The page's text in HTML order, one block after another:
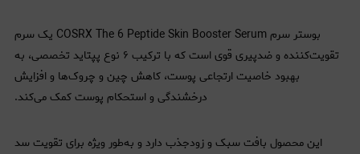
بوستر سرم COSRX The 6 Peptide Skin Booster Serum یک سرم
تقویت‌کننده و ضدپیری قوی است که با ترکیب ۶ نوع پپتاید تخصصی، به
بهبود خاصیت ارتجاعی پوست، کاهش چین و چروک‌ها و افزایش
درخشندگی و استحکام پوست کمک می‌کند.
این محصول بافت سبک و زودجذب دارد و به‌طور ویژه برای تقویت سد